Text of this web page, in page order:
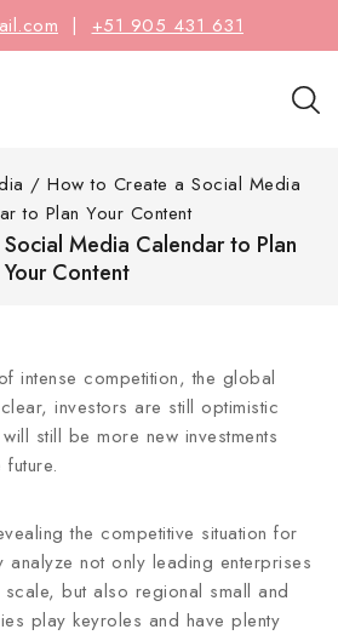
| +51 905 431 631
/ How to Create a Social Media
to Plan Your Content
Media Calendar to Plan
Your Content
intense competition, the global
investors are still optimistic
still be more new investments
the competitive situation for
analyze not only leading enterprises
but also regional small and
play keyroles and have plenty